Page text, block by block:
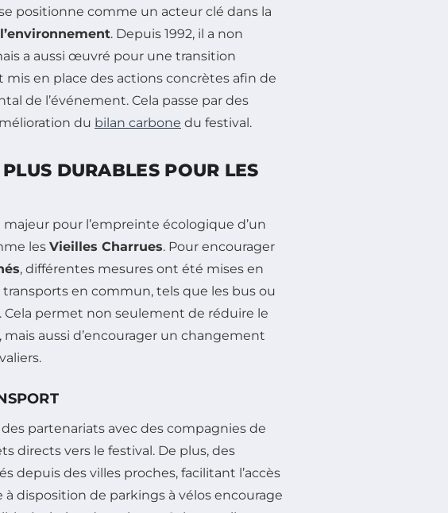
positionne comme un acteur clé dans la
. Depuis 1992, il a non
a aussi œuvré pour une transition
en place des actions concrètes afin de
de l’événement. Cela passe par des
du bilan carbone du festival.
DURABLES POUR LES
pour l’empreinte écologique d’un
les Vieilles Charrues. Pour encourager
, différentes mesures ont été mises en
transports en commun, tels que les bus ou
permet non seulement de réduire le
aussi d’encourager un changement
partenariats avec des compagnies de
directs vers le festival. De plus, des
depuis des villes proches, facilitant l’accès
à disposition de parkings à vélos encourage